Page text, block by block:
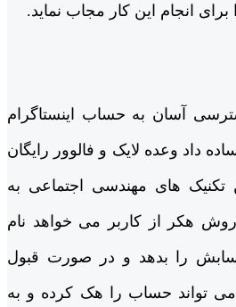
برای انجام این کار مجاب نماید.
آسان به حساب اینستاگرام
داد وعده لایک و فالوور رایگان
های مهندسی اجتماعی به
هکر از کاربر می خواهد نام
را بدهد و در صورت قبول
تواند حساب را هک کرده و به